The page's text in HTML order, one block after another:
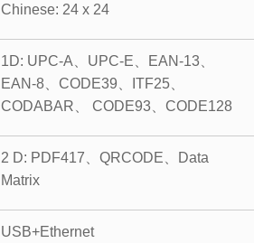
Chinese: 24 x 24
1D: UPC-A UPC-E EAN-13
EAN-8
CODE39 ITF25
CODABAR
CODE93 CODE128
2 D: PDF417 QRCODE
Data
Matrix
USB+Ethernet